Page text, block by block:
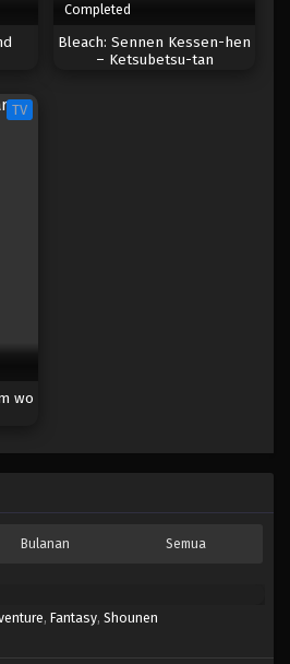
Completed
Bleach: Sennen Kessen-hen
– Ketsubetsu-tan
TV
wo
Bulanan Semua
, Fantasy, Shounen